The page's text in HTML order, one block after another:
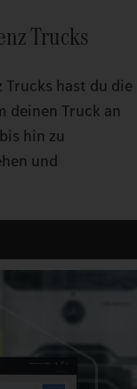
Trucks
hast du die
deinen Truck an
hin zu
und